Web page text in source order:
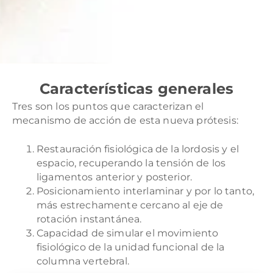
Características generales
Tres son los puntos que caracterizan el
mecanismo de acción de esta nueva prótesis:
Restauración fisiológica de la lordosis y el
espacio, recuperando la tensión de los
ligamentos anterior y posterior.
Posicionamiento interlaminar y por lo tanto,
más estrechamente cercano al eje de
rotación instantánea.
Capacidad de simular el movimiento
fisiológico de la unidad funcional de la
columna vertebral.